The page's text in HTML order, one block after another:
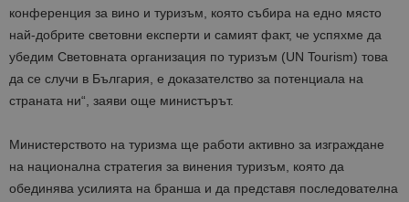
конференция за вино и туризъм, която събира на едно място
най-добрите световни експерти и самият факт, че успяхме да
убедим Световната организация по туризъм (UN Tourism) това
да се случи в България, е доказателство за потенциала на
страната ни“, заяви още министърът.
Министерството на туризма ще работи активно за изграждане
на национална стратегия за винения туризъм, която да
обединява усилията на бранша и да представя последователна